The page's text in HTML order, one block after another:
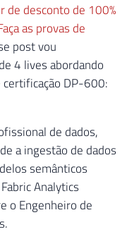
de desconto de 100%
as provas de
post vou
4 lives abordando
certificação DP-600:
de dados,
a ingestão de dados
semânticos
Analytics
o Engenheiro de